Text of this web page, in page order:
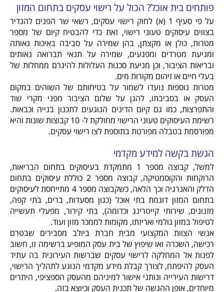
פותחים בית אוכל? הכול על רישוי עסקים בתחום המזון
על פי סעיף 1 (א) לחוק רישוי עסקים, רשאי שר הפנים להגדיר
בצווים עיסוקים טעוני רישוי, זאת כדי להבטיח קיום של מספר
מטרות, כולן או מקצתן, בהן שמירה על סביבה באיכות נאותה
ומניעת מטרדים ומפגעים, שמירה על תנאי תברואה נאותים
ובריאות הציבור, וכן מניעת סכנות העלולות להיגרם ממחלות של
בעלי חיים או זיהום מקורות מים.
מטרות נוספות נועדו לשמור על בטיחותם של השוהים במקום
העסק או בסביבתו, להגן על שלום הציבור מפני מקרי שוד
והתפרצות, כמו גם קיום הדינים הנוגעים לתכנון בנייה וכבאות.
רשימת העיסוקים טעוני הרישוי מחולקת ל- 10 קבוצות שונות והיא
מפורסמת בטבלה מפורטת בתוספת לצו רישוי עסקים.
הגשת בקשה למידע מקדמי
למשל, קבוצה מספר 1 מתמקדת בעיסוקים בתחום הבריאות,
הרוקחות והקוסמטיקה, קבוצה מספר 2 כוללת עיסוקים בתחום
הדלק והאנרגיה וכך הלאה, כשקבוצה מספר 4 מתייחסת לעיסוקים
בתחום המזון דוגמת בתי אוכל (כגון מסעדות, ברים, בתי קפה,
מזנונים, שירותי קייטרינג וכדומה), בתי קירור, מפעלי תעשייה
לטיפול במזון גולמי ואריזתו, מקומות לממכר מזון ועוד.
אנשי הצוות המקצועי מבית חברת ביולב מסבירים שבטרם
רכישה, השכרה ואו שיפוץ של בית עסק המופיע ברשימה זו, חשוב
לפנות אל המחלקה לרישוי עסקים שברשות העירונית בה עתיד
העסק להיפתח, לצורך קבלת מידע מקדמי הנוגע לתהליך הרישוי,
דרישות העירייה ונותני אישור למיניהם מהעסק הספציפי, היתרים
מיוחדים, אופן ההגשה של תכנית העסק וכיוצא בזה.